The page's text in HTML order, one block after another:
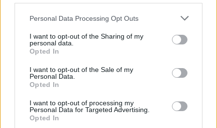
Personal Data Processing Opt Outs
I want to opt-out of the Sharing of my
personal data.
Opted In
I want to opt-out of the Sale of my
Personal Data.
Opted In
I want to opt-out of processing my
Personal Data for Targeted Advertising.
Opted In
1 kpl
5 kpl
Entä muut kuukaudet? Miten paljon Pisassa on
Tammikuussa Helmikuussa Maaliskuussa